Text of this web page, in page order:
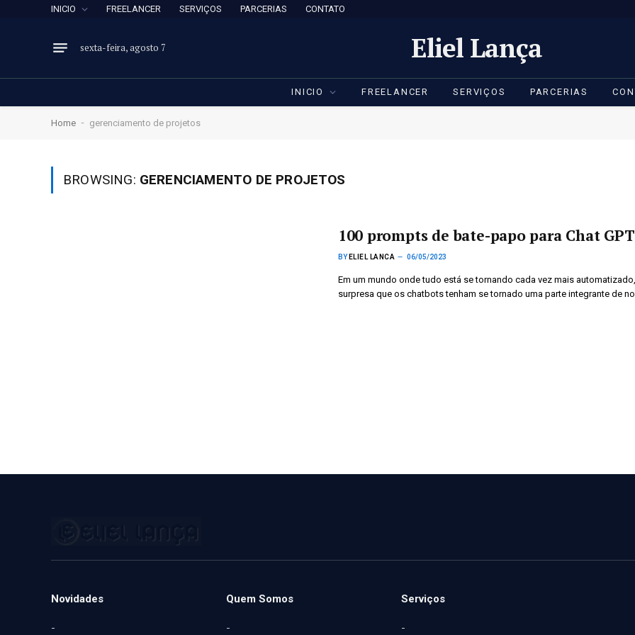
INICIO FREELANCER SERVIÇOS PARCERIAS CONTATO
sexta-feira, agosto 7 Eliel Lança
INICIO FREELANCER SERVIÇOS PARCERIAS
Home - gerenciamento de projetos
BROWSING: GERENCIAMENTO DE PROJETOS
100 prompts de bate-papo para Chat GPT
BY ELIEL LANCA 06/05/2023
Em um mundo onde tudo está se tornando cada vez mais
surpresa que os chatbots tenham se tornado uma parte integrante de
Novidades
-
Quem Somos
-
Serviços
-